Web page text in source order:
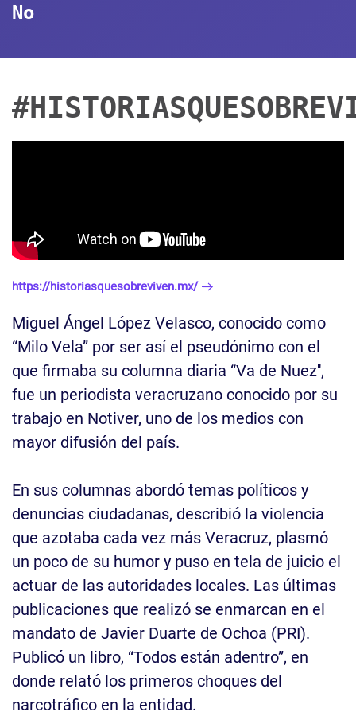
No
https://historiasquesobreviven.mx/
Miguel Ángel López Velasco, conocido como
“Milo Vela” por ser así el pseudónimo con el
que firmaba su columna diaria “Va de Nuez'',
fue un periodista veracruzano conocido por su
trabajo en Notiver, uno de los medios con
mayor difusión del país.
En sus columnas abordó temas políticos y
denuncias ciudadanas, describió la violencia
que azotaba cada vez más Veracruz, plasmó
un poco de su humor y puso en tela de juicio el
actuar de las autoridades locales. Las últimas
publicaciones que realizó se enmarcan en el
mandato de Javier Duarte de Ochoa (PRI).
Publicó un libro, “Todos están adentro”, en
donde relató los primeros choques del
narcotráfico en la entidad.